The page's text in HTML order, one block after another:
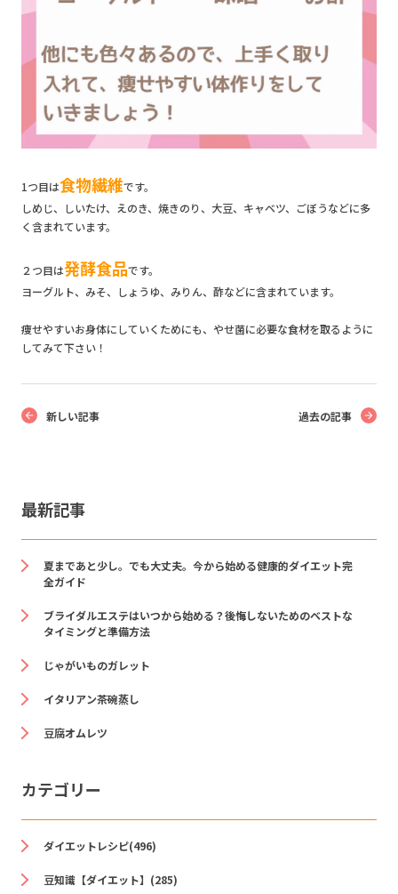
1つ目は食物繊維です。
しめじ、しいたけ、えのき、焼きのり、大豆、キャベツ、ごぼうなどに多
く含まれています。
２つ目は発酵食品です。
ヨーグルト、みそ、しょうゆ、みりん、酢などに含まれています。
痩せやすいお身体にしていくためにも、やせ菌に必要な食材を取るように
してみて下さい！
新しい記事 過去の記事
最新記事
夏まであと少し。でも大丈夫。今から始める健康的ダイエット完
全ガイド
ブライダルエステはいつから始める？後悔しないためのベストな
タイミングと準備方法
じゃがいものガレット
イタリアン茶碗蒸し
豆腐オムレツ
カテゴリー
ダイエットレシピ(496)
豆知識【ダイエット】(285)